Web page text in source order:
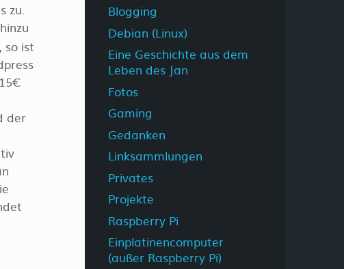
zu.
so ist
der
Blogging
Debian (Linux)
Eine Geschichte aus dem
Leben des Jan
Fotos
Gaming
Gedanken
Linksammlungen
Privates
Projekte
Raspberry Pi
Einplatinencomputer
(außer Raspberry Pi)